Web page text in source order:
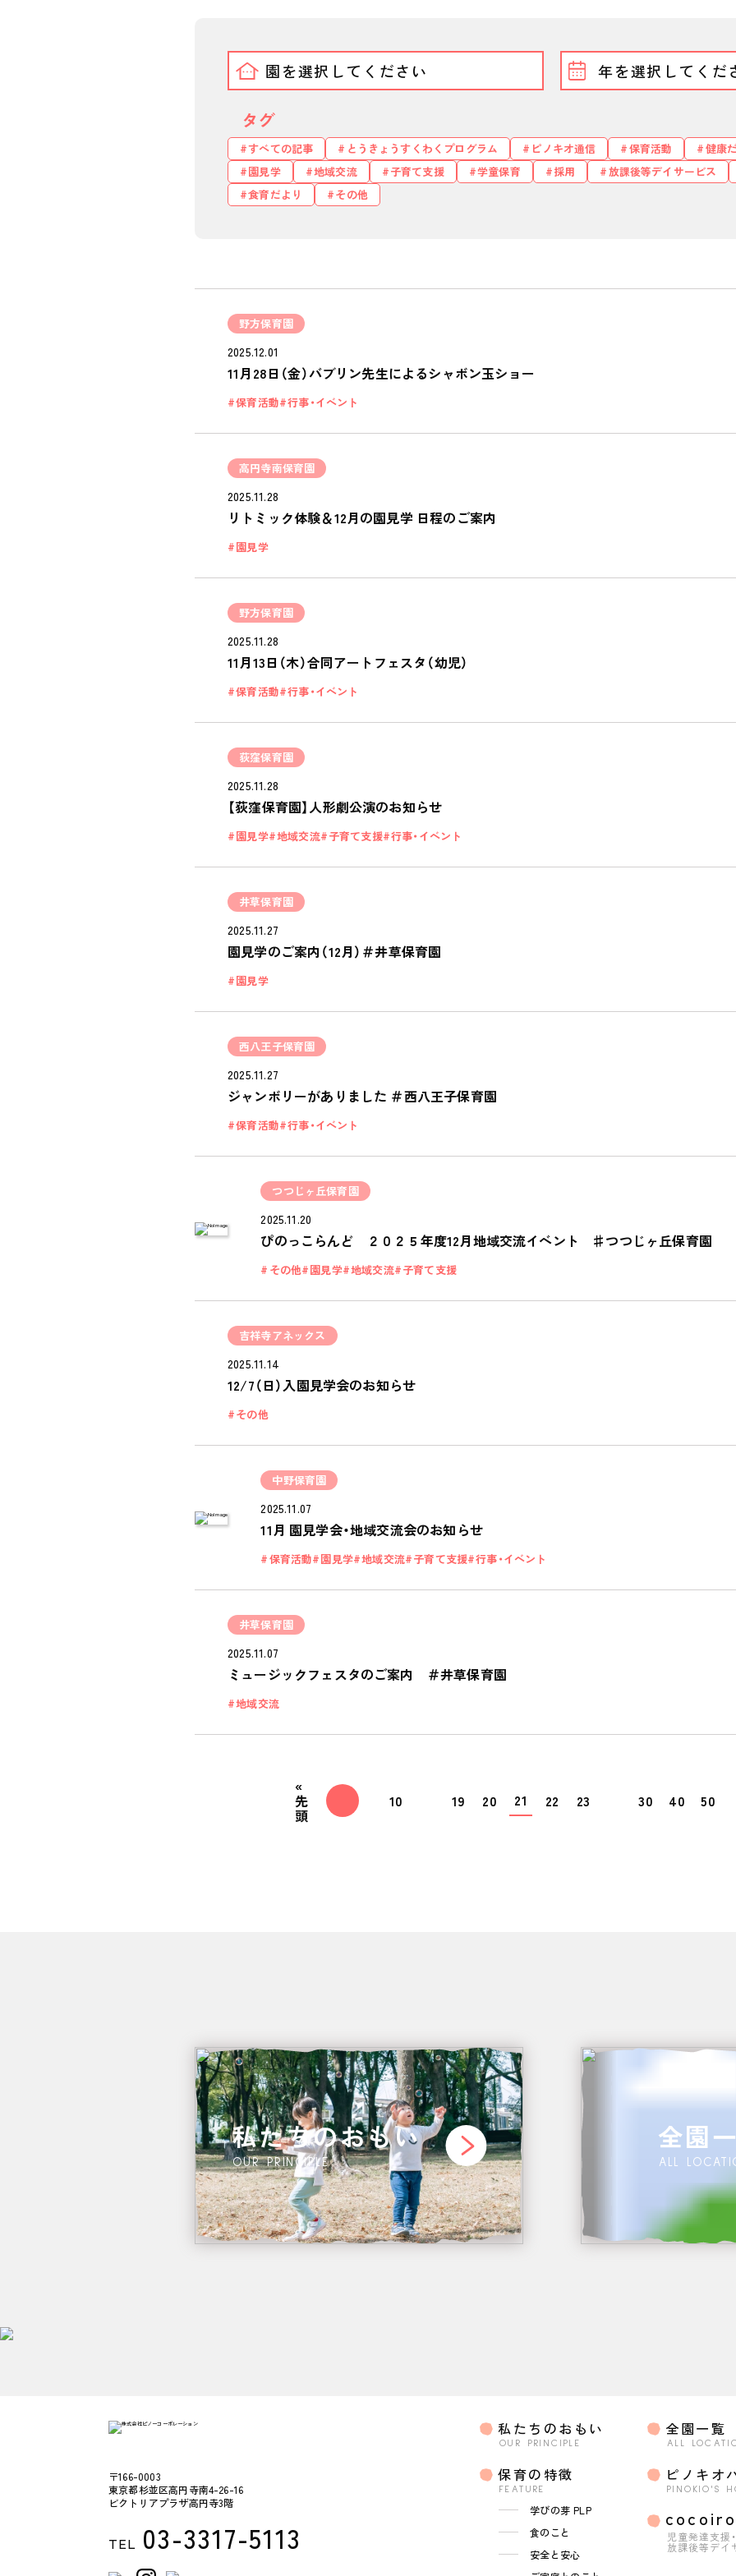
cocoiro
タグ
すべての記事 とうきょうすくわくプログラム ピノキオ通信 保育活動 健康
園見学
地域交流 子育て支援 学童保育 採用 放課後等デイサービス
食育だより
その他
野方保育園
2025.12.01
11月28日（金）バブリン先生によるシャボン玉ショー
保育活動 行事・イベント
高円寺南保育園
2025.11.28
リトミック体験＆12月の園見学 日程のご案内
園見学
野方保育園
2025.11.28
11月13日（木）合同アートフェスタ（幼児）
保育活動 行事・イベント
荻窪保育園
2025.11.28
【荻窪保育園】人形劇公演のお知らせ
園見学 地域交流 子育て支援 行事・イベント
井草保育園
2025.11.27
園見学のご案内（12月）＃井草保育園
園見学
西八王子保育園
2025.11.27
ジャンボリーがありました ＃西八王子保育園
保育活動 行事・イベント
つつじヶ丘保育園
2025.11.20
ぴのっこらんど ２０２５年度12月地域交流イベント ♯つつじヶ丘保育園
その他 園見学 地域交流 子育て支援
吉祥寺アネックス
2025.11.14
12/7（日）入園見学会のお知らせ
その他
中野保育園
2025.11.07
11月 園見学会・地域交流会のお知らせ
保育活動 園見学 地域交流 子育て支援 行事・イベント
井草保育園
2025.11.07
ミュージックフェスタのご案内 ＃井草保育園
地域交流
«
先
頭
10 19 20 21 22 23 30 40 50
私たちのおもい
OUR PRINCIPLE
全園
ALL
〒166-0003
東京都杉並区高円寺南4-26-16
ビクトリアプラザ高円寺3階
TEL 03-3317-5113
私たちのおもい
OUR PRINCIPLE
保育の特徴
FEATURE
学びの芽 PLP
食のこと
安全と安心
全園一覧
ALL
ピノキオ
PINOKIO'S
cocoiro
児童発達支援・
放課後等デイ